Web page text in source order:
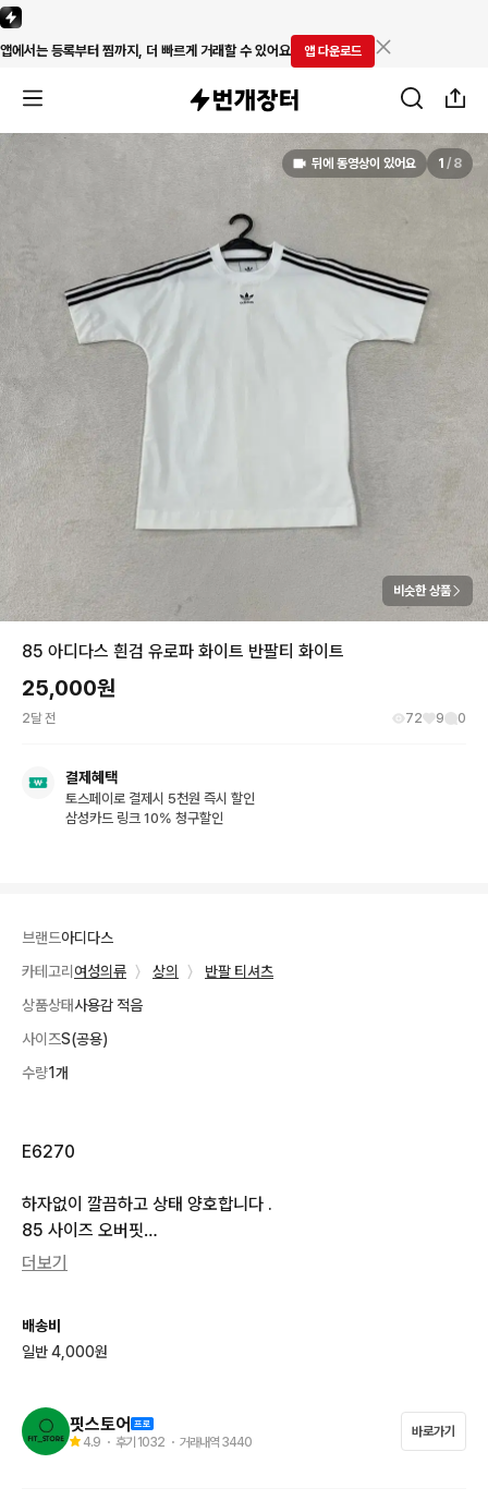
앱에서는 등록부터 찜까지, 더 빠르게 거래할 수 있어요 앱 다운로드
뒤에 동영상이 있어요 1 / 8
비슷한 상품
85 아디다스 흰검 유로파 화이트 반팔티 화이트
25,000원
2달 전 72 9 0
결제혜택
토스페이로 결제시 5천원 즉시 할인
삼성카드 링크 10% 청구할인
브랜드아디다스
카테고리 여성의류 〉 상의 〉
반팔 티셔츠
상품상태사용감 적음
사이즈S(공용)
수량1개
E6270
하자없이 깔끔하고 상태 양호합니다 .
85 사이즈 오버핏
판매중인 모든 제품 정품만 판매합니다
두개 구매하시면 무료배송 입니다 .
더보기
배송비
일반 4,000원
핏스토어
4.9 ・ 후기 1032 ・ 거래내역 3440
바로가기